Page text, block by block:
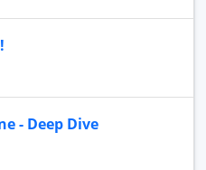
- Deep Dive